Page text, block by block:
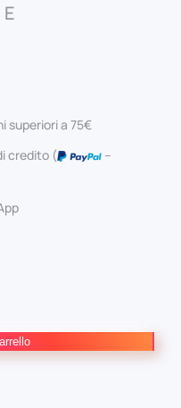
superiori a 75€
credito (
–